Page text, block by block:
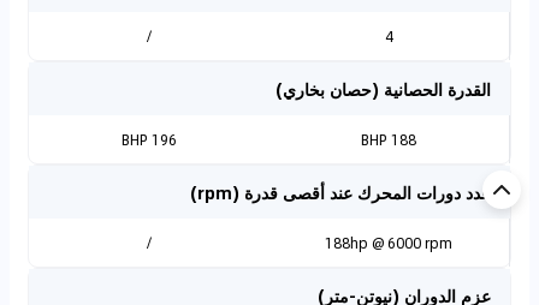
4
/
القدرة الحصانية (حصان بخاري)
188 BHP
196 BHP
عدد دورات المحرك عند أقصى قدرة (rpm)
188hp @ 6000 rpm
/
عزم الدوران (نيوتن-متر)